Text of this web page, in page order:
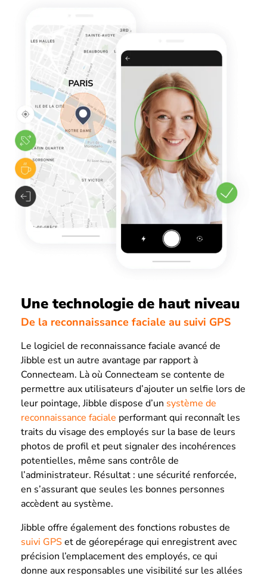
Une technologie de haut niveau
De la reconnaissance faciale au suivi GPS
Le logiciel de reconnaissance faciale avancé de
Jibble est un autre avantage par rapport à
Connecteam. Là où Connecteam se contente de
permettre aux utilisateurs d’ajouter un selfie lors de
leur pointage, Jibble dispose d’un système de
reconnaissance faciale performant qui reconnaît les
traits du visage des employés sur la base de leurs
photos de profil et peut signaler des incohérences
potentielles, même sans contrôle de
l’administrateur. Résultat : une sécurité renforcée,
en s’assurant que seules les bonnes personnes
accèdent au système.
Jibble offre également des fonctions robustes de
suivi GPSet de géorepérage qui enregistrent avec
précision l’emplacement des employés, ce qui
donne aux responsables une visibilité sur les allées